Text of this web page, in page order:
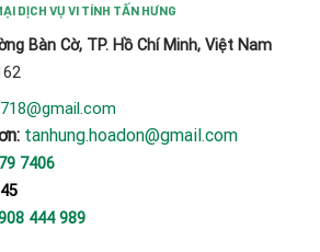
DỊCH VỤ VI TÍNH TẤN HƯNG
Bàn Cờ, TP. Hồ Chí Minh, Việt Nam
tanhung.hoadon@gmail.com
7406
444 989